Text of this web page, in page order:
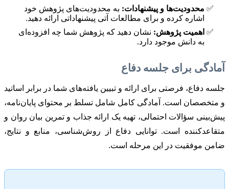
محدودیت‌ها و پیشنهادات: به محدودیت‌های پژوهش خود
اشاره کرده و برای مطالعات آتی پیشنهاداتی ارائه دهید.
اهمیت پژوهش: نشان دهید که پژوهش شما چه افزوده‌ای
به دانش موجود دارد.
آمادگی برای جلسه دفاع
جلسه دفاع، فرصتی برای ارائه و تبیین یافته‌های شما در برابر اساتید
و متخصصان است. آمادگی کامل شامل تسلط بر محتوای پایان‌نامه،
پیش‌بینی سؤالات احتمالی، تهیه یک ارائه جذاب و تمرین بیان روان و
متقاعدکننده است. توانایی دفاع از روش‌شناسی، منابع و نتایج،
ضامن موفقیت در این مرحله است.